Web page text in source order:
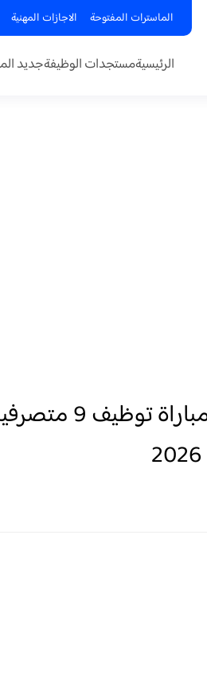
الماسترات المفتوحة الاجازات المهنية
الرئيسيةمستجدات الوظيفةجديد
لائحة المدعوين